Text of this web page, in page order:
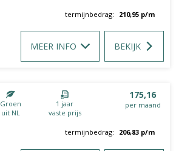
termijnbedrag: 210,95 p/m
MEER INFO BEKIJK
Groen
uit NL
1 jaar
vaste prijs
175,16
per maand
termijnbedrag: 206,83 p/m